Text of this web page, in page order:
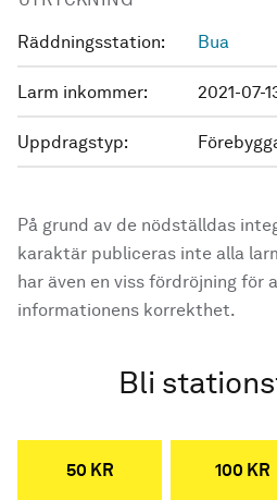
Räddningsstation: Bua
Larm inkommer: 2021-07-
Uppdragstyp:
På grund av de nödställdas
karaktär publiceras inte alla
har även en viss fördröjning för
informationens korrekthet.
Bli
50 KR 100 KR